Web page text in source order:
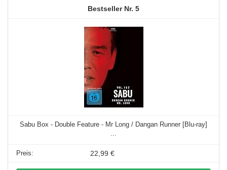
5
Sabu Box - Double Feature - Mr Long / Dangan Runner [Blu-ray]
...
22,99 €